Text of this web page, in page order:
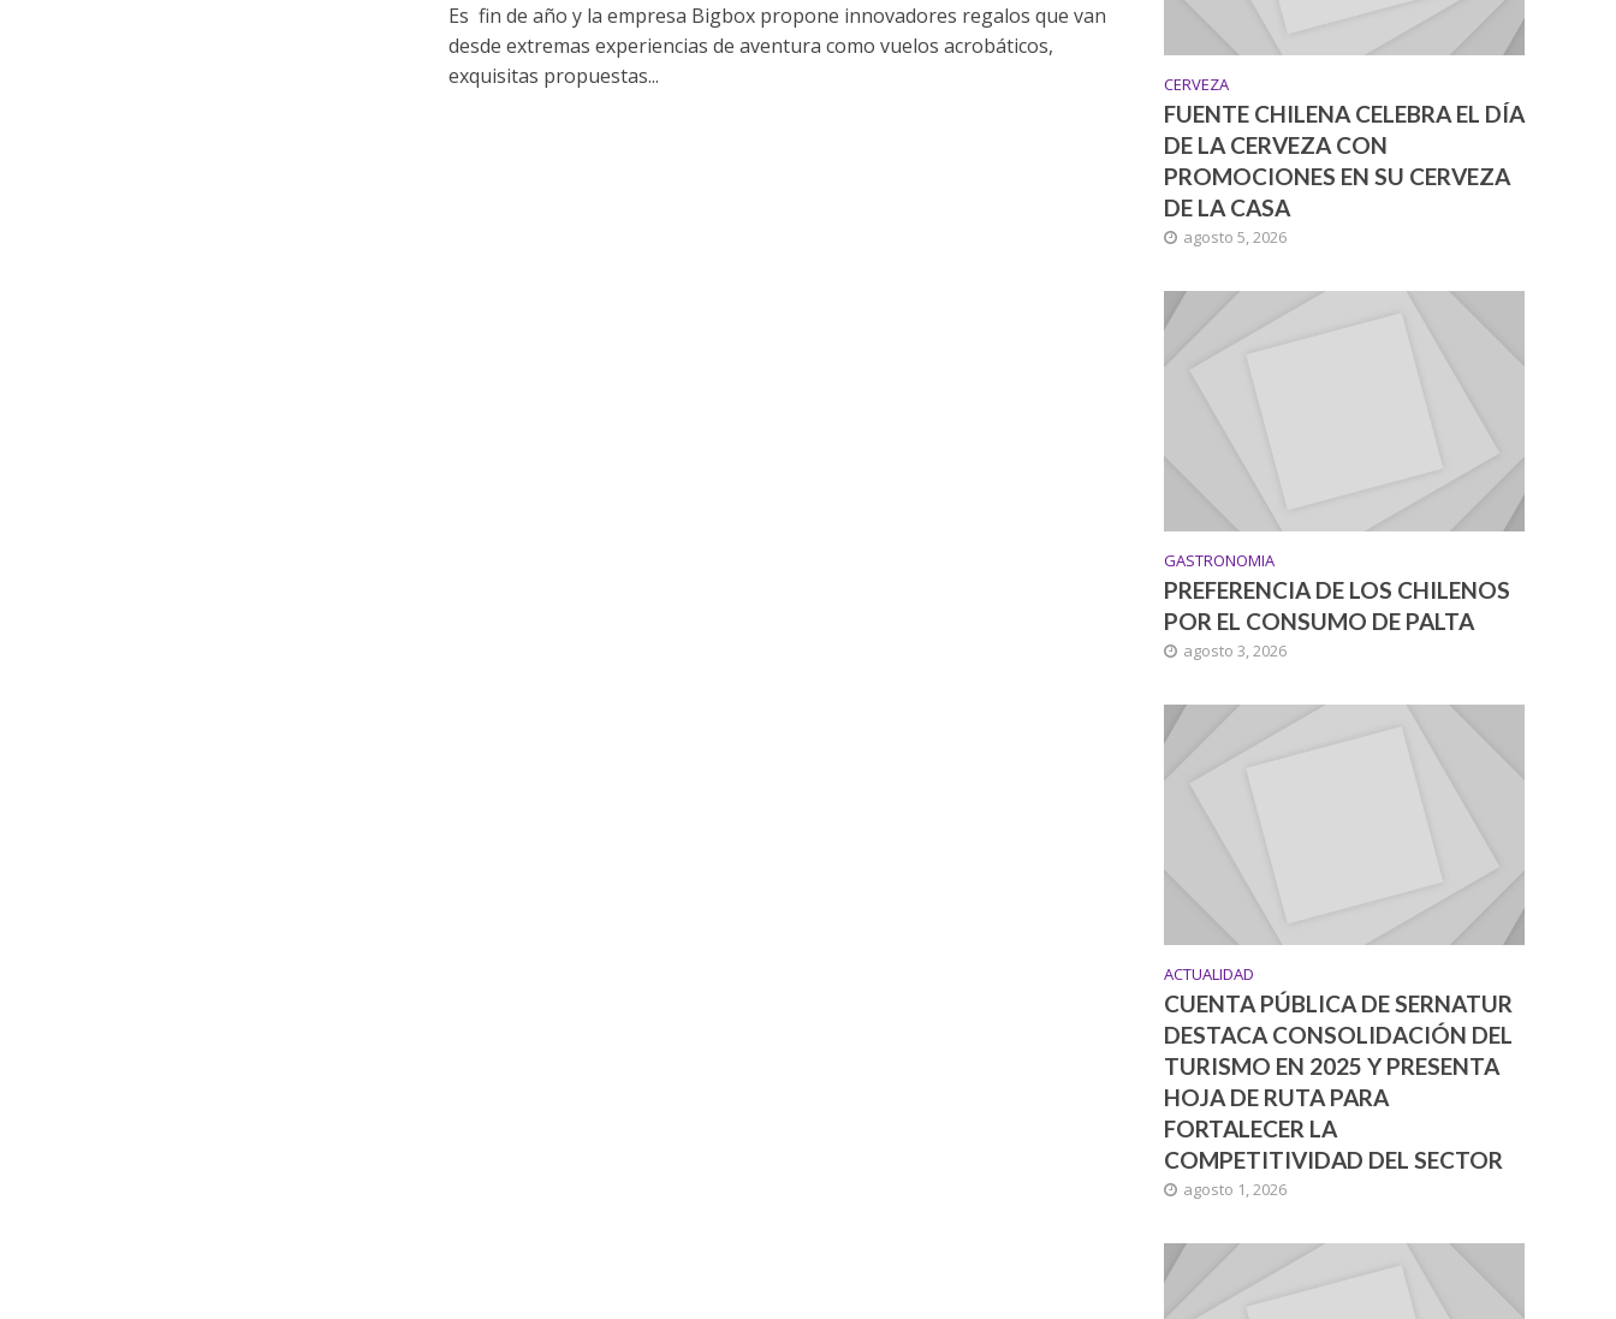
Es fin de año y la empresa Bigbox propone innovadores regalos que van
desde extremas experiencias de aventura como vuelos acrobáticos,
exquisitas propuestas...
CERVEZA
FUENTE CHILENA CELEBRA EL DÍA
DE LA CERVEZA CON
PROMOCIONES EN SU CERVEZA
DE LA CASA
agosto 5, 2026
GASTRONOMIA
PREFERENCIA DE LOS CHILENOS
POR EL CONSUMO DE PALTA
agosto 3, 2026
ACTUALIDAD
CUENTA PÚBLICA DE SERNATUR
DESTACA CONSOLIDACIÓN DEL
TURISMO EN 2025 Y PRESENTA
HOJA DE RUTA PARA
FORTALECER LA
COMPETITIVIDAD DEL SECTOR
agosto 1, 2026